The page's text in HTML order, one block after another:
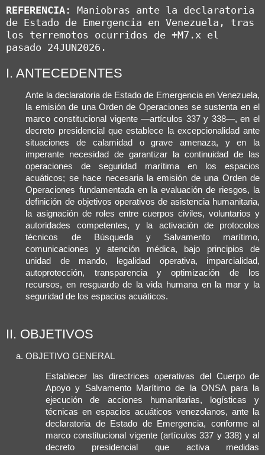
REFERENCIA : Maniobras ante la declaratoria
de Estado de Emergencia en Venezuela, tras
los terremotos ocurridos de +M7.x el
pasado 24JUN2026.
I. ANTECEDENTES
Ante la declaratoria de Estado de Emergencia en Venezuela,
la emisión de una Orden de Operaciones se sustenta en el
marco constitucional vigente —artículos 337 y 338—, en el
decreto presidencial que establece la excepcionalidad ante
situaciones de calamidad o grave amenaza, y en la
imperante necesidad de garantizar la continuidad de las
operaciones de seguridad marítima en los espacios
acuáticos; se hace necesaria la emisión de una Orden de
Operaciones fundamentada en la evaluación de riesgos, la
definición de objetivos operativos de asistencia humanitaria,
la asignación de roles entre cuerpos civiles, voluntarios y
autoridades competentes, y la activación de protocolos
técnicos de Búsqueda y Salvamento marítimo,
comunicaciones y atención médica, bajo principios de
unidad de mando, legalidad operativa, imparcialidad,
autoprotección, transparencia y optimización de los
recursos, en resguardo de la vida humana en la mar y la
seguridad de los espacios acuáticos.
II. OBJETIVOS
OBJETIVO GENERAL
Establecer las directrices operativas del Cuerpo de
Apoyo y Salvamento Marítimo de la ONSA para la
ejecución de acciones humanitarias, logísticas y
técnicas en espacios acuáticos venezolanos, ante la
declaratoria de Estado de Emergencia, conforme al
marco constitucional vigente (artículos 337 y 338) y al
decreto presidencial que activa medidas